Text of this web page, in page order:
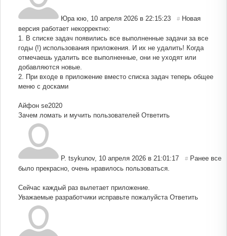
Юра юю, 10 апреля 2026 в 22:15:23 # Новая
версия работает некорректно:
1. В списке задач появились все выполненные задачи за все
годы (!) использования приложения. И их не удалить! Когда
отмечаешь удалить все выполненные, они не уходят или
добавляются новые.
2. При входе в приложение вместо списка задач теперь общее
меню с досками
Айфон se2020
Зачем ломать и мучить пользователей Ответить
P. tsykunov, 10 апреля 2026 в 21:01:17 # Ранее все
было прекрасно, очень нравилось пользоваться.
Сейчас каждый раз вылетает приложение.
Уважаемые разработчики исправьте пожалуйста Ответить